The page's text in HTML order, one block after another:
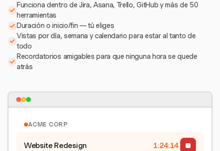
Funciona dentro de Jira, Asana, Trello, GitHub y más de 50
herramientas
Duración o inicio/fin — tú eliges
Vistas por día, semana y calendario para estar al tanto de
todo
Recordatorios amigables para que ninguna hora se quede
atrás
ACME CORP
Website Redesign 1:24:15